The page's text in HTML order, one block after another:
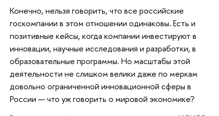
Конечно, нельзя говорить, что все российские
госкомпании в этом отношении одинаковы. Есть и
позитивные кейсы, когда компании инвестируют в
инновации, научные исследования и разработки, в
образовательные программы. Но масштабы этой
деятельности не слишком велики даже по меркам
довольно ограниченной инновационной сферы в
России — что уж говорить о мировой экономике?